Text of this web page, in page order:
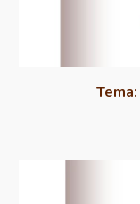
Tema: